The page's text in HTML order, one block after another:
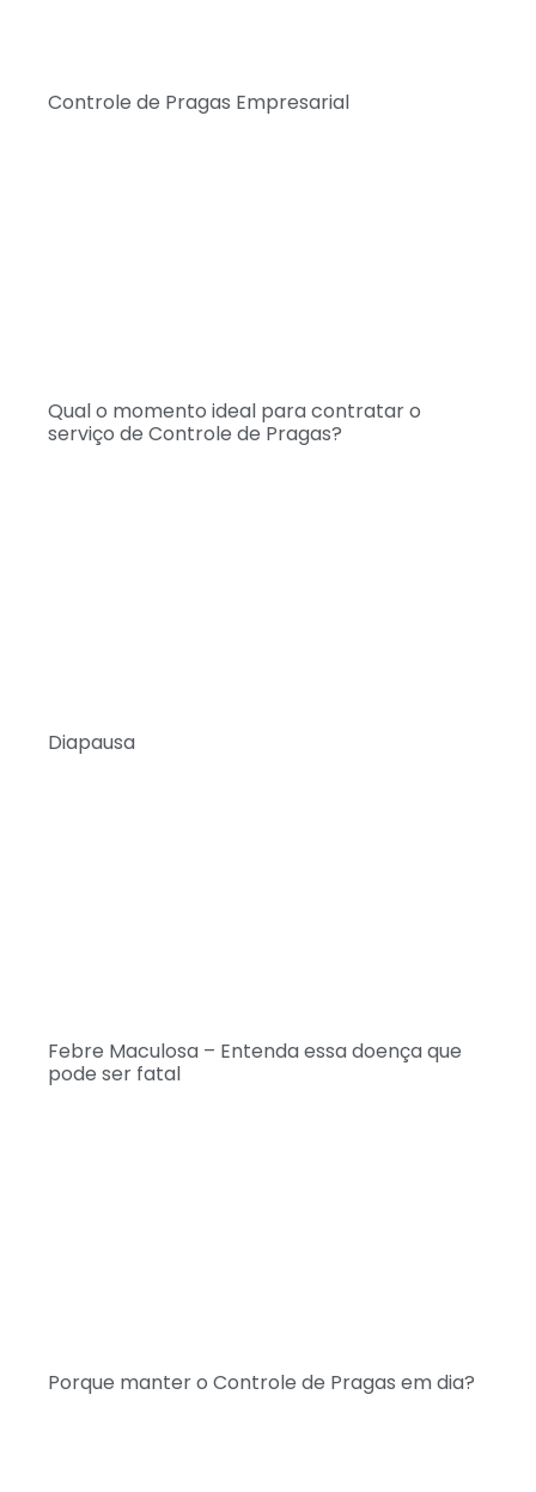
Controle de Pragas Empresarial
Qual o momento ideal para contratar o
serviço de Controle de Pragas?
Diapausa
Febre Maculosa – Entenda essa doença que
pode ser fatal
Porque manter o Controle de Pragas em dia?